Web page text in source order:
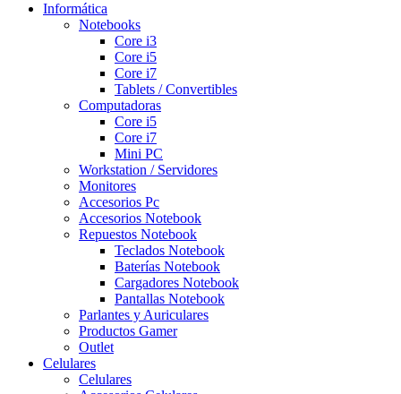
Informática
Notebooks
Core i3
Core i5
Core i7
Tablets / Convertibles
Computadoras
Core i5
Core i7
Mini PC
Workstation / Servidores
Monitores
Accesorios Pc
Accesorios Notebook
Repuestos Notebook
Teclados Notebook
Baterías Notebook
Cargadores Notebook
Pantallas Notebook
Parlantes y Auriculares
Productos Gamer
Outlet
Celulares
Celulares